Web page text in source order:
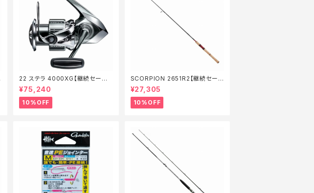
22 ステラ 4000XG【継続セール_
リール】【10】
¥75,240
10%OFF
SCORPION 2651R2【継続セール
_ロッド】【10】
¥27,305
10%OFF